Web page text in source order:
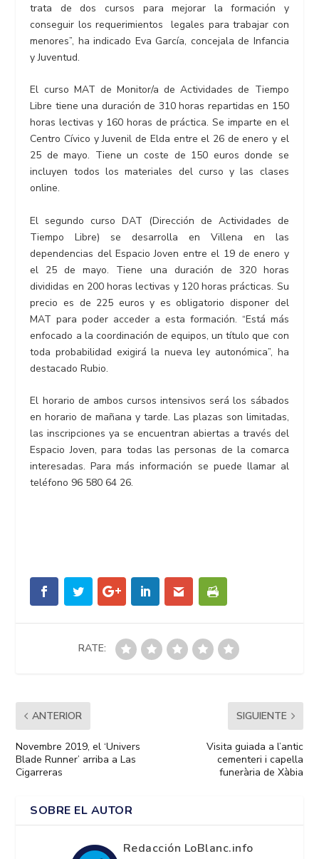
trata de dos cursos para mejorar la formación y
conseguir los requerimientos legales para trabajar con
menores”, ha indicado Eva García, concejala de Infancia
y Juventud.
El curso MAT de Monitor/a de Actividades de Tiempo
Libre tiene una duración de 310 horas repartidas en 150
horas lectivas y 160 horas de práctica. Se imparte en el
Centro Cívico y Juvenil de Elda entre el 26 de enero y el
25 de mayo. Tiene un coste de 150 euros donde se
incluyen todos los materiales del curso y las clases
online.
El segundo curso DAT (Dirección de Actividades de
Tiempo Libre) se desarrolla en Villena en las
dependencias del Espacio Joven entre el 19 de enero y
el 25 de mayo. Tiene una duración de 320 horas
divididas en 200 horas lectivas y 120 horas prácticas. Su
precio es de 225 euros y es obligatorio disponer del
MAT para poder acceder a esta formación. “Está más
enfocado a la coordinación de equipos, un título que con
toda probabilidad exigirá la nueva ley autonómica”, ha
destacado Rubio.
El horario de ambos cursos intensivos será los sábados
en horario de mañana y tarde. Las plazas son limitadas,
las inscripciones ya se encuentran abiertas a través del
Espacio Joven, para todas las personas de la comarca
interesadas. Para más información se puede llamar al
teléfono 96 580 64 26.
RATE:
ANTERIOR
Novembre 2019, el ‘Univers
Blade Runner’ arriba a Las
Cigarreras
SIGUIENTE
Visita guiada a l’antic
cementeri i capella
funerària de Xàbia
SOBRE EL AUTOR
Redacción LoBlanc.info